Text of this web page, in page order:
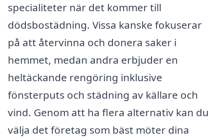
specialiteter när det kommer till
dödsbostädning. Vissa kanske fokuserar
på att återvinna och donera saker i
hemmet, medan andra erbjuder en
heltäckande rengöring inklusive
fönsterputs och städning av källare och
vind. Genom att ha flera alternativ kan du
välja det företag som bäst möter dina